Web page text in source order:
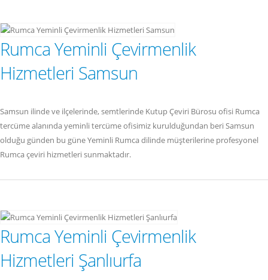
Rumca Yeminli Çevirmenlik
Hizmetleri Samsun
Samsun ilinde ve ilçelerinde, semtlerinde Kutup Çeviri Bürosu ofisi Rumca
tercüme alanında yeminli tercüme ofisimiz kurulduğundan beri Samsun
olduğu günden bu güne Yeminli Rumca dilinde müşterilerine profesyonel
Rumca çeviri hizmetleri sunmaktadır.
Rumca Yeminli Çevirmenlik
Hizmetleri Şanlıurfa